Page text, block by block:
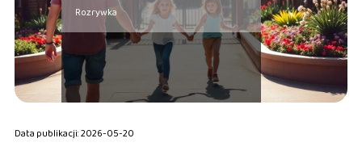
Rozrywka
Data publikacji: 2026-05-20